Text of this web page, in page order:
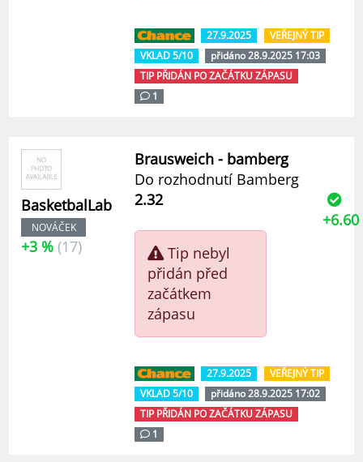
27.9.2025
VEŘEJNÝ TIP
VKLAD 5/10
přidáno 28.9.2025 17:03
TIP PŘIDÁN PO ZAČÁTKU ZÁPASU
1
BasketbalLab
NOVÁČEK
+3 % (17)
Brausweich - bamberg
Do rozhodnutí Bamberg
2.32
Tip nebyl
přidán před
začátkem
zápasu
+6.60
27.9.2025
VEŘEJNÝ TIP
VKLAD 5/10
přidáno 28.9.2025 17:02
TIP PŘIDÁN PO ZAČÁTKU ZÁPASU
1